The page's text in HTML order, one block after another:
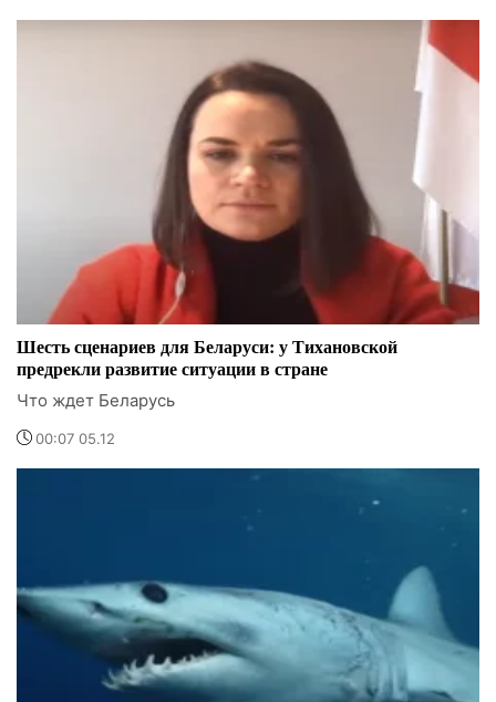
Шесть сценариев для Беларуси: у Тихановской
предрекли развитие ситуации в стране
Что ждет Беларусь
00:07 05.12